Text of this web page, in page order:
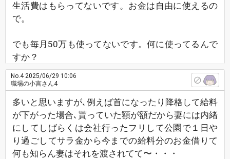
生活費はもらってないです。お金は自由に使えるの
で。
でも毎月50万も使ってないです。何に使ってるんで
すか？
No.42025/06/29 10:06
職場の小言さん4
多いと思いますが､例えば首になったり降格して給料
が下がった場合､貰っていた額が額だから妻には内緒
にしてしばらくは会社行ったフリして公園で１日や
り過ごしてサラ金から今までの給料分のお金借りて
何も知らん妻はそれを渡されてて〜・・・